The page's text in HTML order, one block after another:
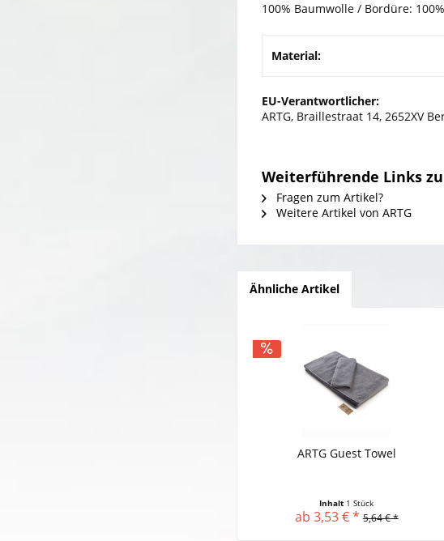
100% Baumwolle / Bordüre:
Material:
EU-Verantwortlicher:
ARTG, Braillestraat 14, 2652XV
Weiterführende Links zu
Fragen zum Artikel?
Weitere Artikel von ARTG
Ähnliche Artikel
ARTG Guest Towel
Inhalt 1 Stück
ab 3,53 € * 5,64 € *